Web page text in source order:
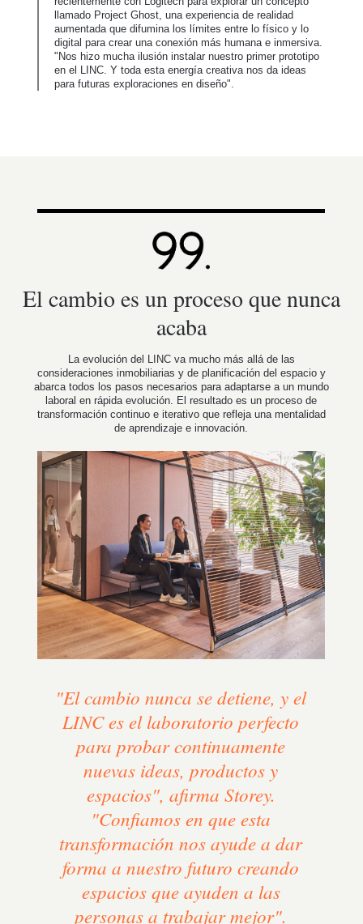
llamado Project Ghost, una experiencia de realidad
aumentada que difumina los límites entre lo físico y lo
digital para crear una conexión más humana e inmersiva.
"Nos hizo mucha ilusión instalar nuestro primer prototipo
en el LINC. Y toda esta energía creativa nos da ideas
para futuras exploraciones en diseño".
El cambio es un proceso que nunca
acaba
La evolución del LINC va mucho más allá de las
consideraciones inmobiliarias y de planificación del espacio y
abarca todos los pasos necesarios para adaptarse a un mundo
laboral en rápida evolución. El resultado es un proceso de
transformación continuo e iterativo que refleja una mentalidad
de aprendizaje e innovación.
"El cambio nunca se detiene, y el
LINC es el laboratorio perfecto
para probar continuamente
nuevas ideas, productos y
espacios", afirma Storey.
"Confiamos en que esta
transformación nos ayude a dar
forma a nuestro futuro creando
espacios que ayuden a las
personas a trabajar mejor".